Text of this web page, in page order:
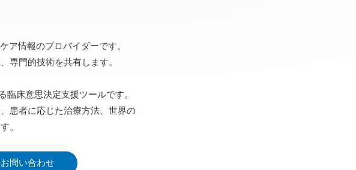
ア情報のプロバイダーです。
専門的技術を共有します。
臨床意思決定支援ツールです。
患者に応じた治療方法、世界の
。
問い合わせ